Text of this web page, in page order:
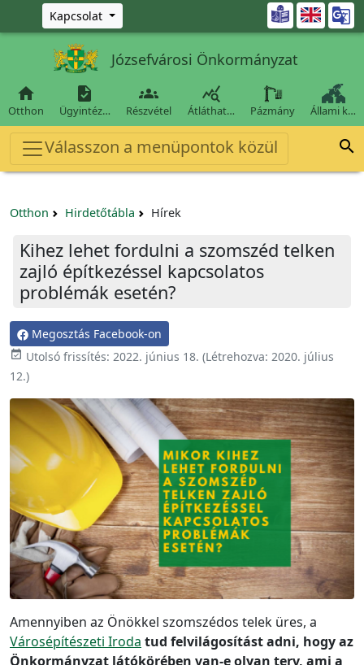
Ugrás a fő tartalomra
Kapcsolat 
Józsefvárosi Önkormányzat

Otthon

Ügyintéz…

Részvétel

Átláthat… Pázmány Állami k…
Válasszon a menüpontok közül 
Otthon Hirdetőtábla Hírek
Kihez lehet fordulni a szomszéd telken
zajló építkezéssel kapcsolatos
problémák esetén?
Megosztás Facebook-on
 Utolsó frissítés: 2022. június 18. (Létrehozva: 2020. július
12.)
Amennyiben az Önökkel szomszédos telek üres, a
Városépítészeti Iroda tud felvilágosítást adni, hogy az
Önkormányzat látókörében van-e olyan terv, ami a